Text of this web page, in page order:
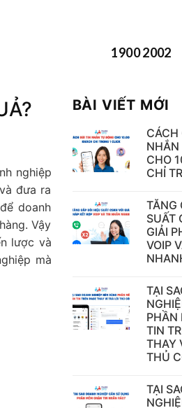
1900 2002
nghiệp
đưa ra
doanh
Vậy
lược và
mà
BÀI VIẾT MỚI
CÁCH
CHO
CHỈ
TĂNG
SUẤT
GIẢI
VOIP
TẠI
PHẦN
TIN
THAY
THỦ
TẠI